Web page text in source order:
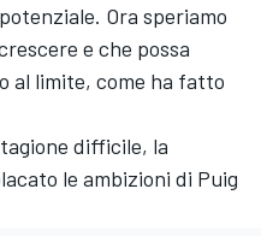
Ora speriamo
e che possa
al limite, come ha fatto
difficile, la
le ambizioni di Puig